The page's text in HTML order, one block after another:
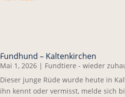
Fundhund – Kaltenkirchen
Mai 1, 2026 | Fundtiere - wieder
Dieser junge Rüde wurde heute in
ihn kennt oder vermisst, melde sich